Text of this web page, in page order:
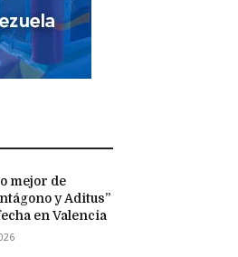
mejor de
y Aditus”
en Valencia